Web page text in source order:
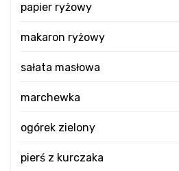
papier ryżowy
makaron ryżowy
sałata masłowa
marchewka
ogórek zielony
pierś z kurczaka